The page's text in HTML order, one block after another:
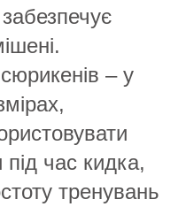
– у
під час кидка,
тренувань